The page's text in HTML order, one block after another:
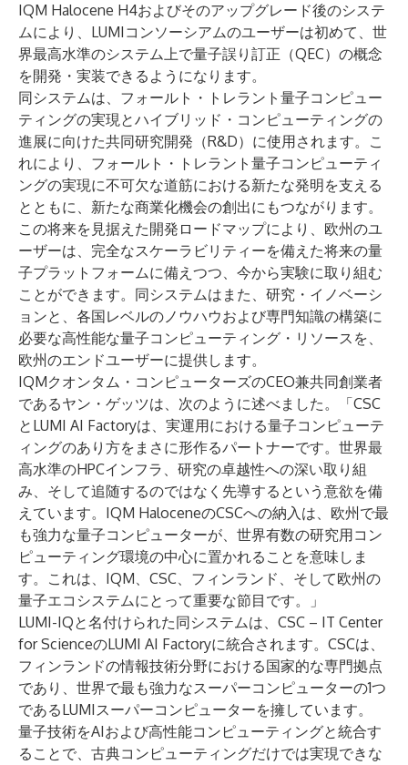
IQM Halocene H4およびそのアップグレード後のシステ
ムにより、LUMIコンソーシアムのユーザーは初めて、世
界最高水準のシステム上で量子誤り訂正（QEC）の概念
を開発・実装できるようになります。
同システムは、フォールト・トレラント量子コンピュー
ティングの実現とハイブリッド・コンピューティングの
進展に向けた共同研究開発（R&D）に使用されます。こ
れにより、フォールト・トレラント量子コンピューティ
ングの実現に不可欠な道筋における新たな発明を支える
とともに、新たな商業化機会の創出にもつながります。
この将来を見据えた開発ロードマップにより、欧州のユ
ーザーは、完全なスケーラビリティーを備えた将来の量
子プラットフォームに備えつつ、今から実験に取り組む
ことができます。同システムはまた、研究・イノベーシ
ョンと、各国レベルのノウハウおよび専門知識の構築に
必要な高性能な量子コンピューティング・リソースを、
欧州のエンドユーザーに提供します。
IQMクオンタム・コンピューターズのCEO兼共同創業者
であるヤン・ゲッツは、次のように述べました。「CSC
とLUMI AI Factoryは、実運用における量子コンピューテ
ィングのあり方をまさに形作るパートナーです。世界最
高水準のHPCインフラ、研究の卓越性への深い取り組
み、そして追随するのではなく先導するという意欲を備
えています。IQM HaloceneのCSCへの納入は、欧州で最
も強力な量子コンピューターが、世界有数の研究用コン
ピューティング環境の中心に置かれることを意味しま
す。これは、IQM、CSC、フィンランド、そして欧州の
量子エコシステムにとって重要な節目です。」
LUMI-IQと名付けられた同システムは、CSC – IT Center
for ScienceのLUMI AI Factoryに統合されます。CSCは、
フィンランドの情報技術分野における国家的な専門拠点
であり、世界で最も強力なスーパーコンピューターの1つ
であるLUMIスーパーコンピューターを擁しています。
量子技術をAIおよび高性能コンピューティングと統合す
ることで、古典コンピューティングだけでは実現できな